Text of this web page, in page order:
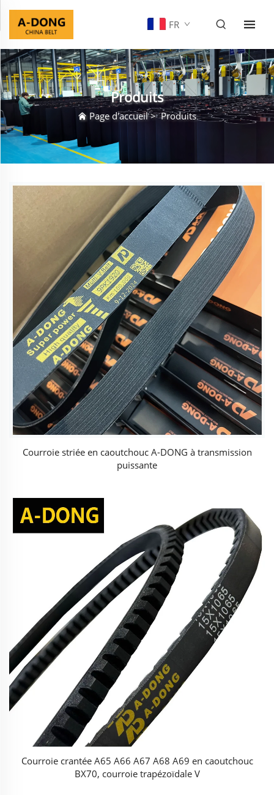
FR
Produits
Page d'accueil>Produits
Courroie striée en caoutchouc A-DONG à transmission
puissante
Courroie crantée A65 A66 A67 A68 A69 en caoutchouc
BX70, courroie trapézoïdale V